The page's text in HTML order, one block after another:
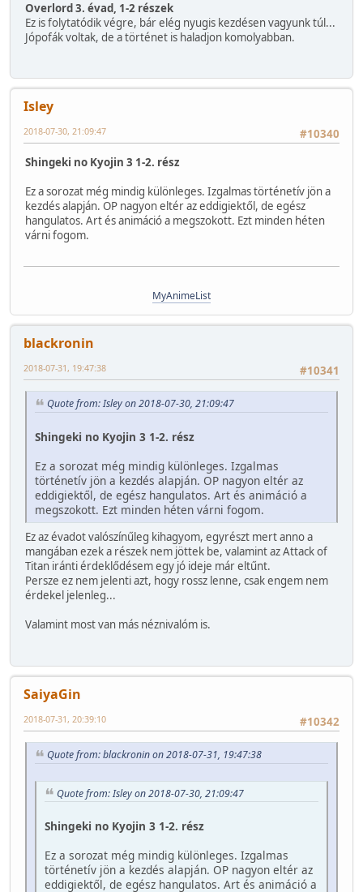
Overlord 3. évad, 1-2 részek
Ez is folytatódik végre, bár elég nyugis kezdésen vagyunk túl...
Jópofák voltak, de a történet is haladjon komolyabban.
Isley
#10340
2018-07-30, 21:09:47
Shingeki no Kyojin 3 1-2. rész
Ez a sorozat még mindig különleges. Izgalmas történetív jön a
kezdés alapján. OP nagyon eltér az eddigiektől, de egész
hangulatos. Art és animáció a megszokott. Ezt minden héten
várni fogom.
MyAnimeList
blackronin
#10341
2018-07-31, 19:47:38
Quote from: Isley on 2018-07-30, 21:09:47
Shingeki no Kyojin 3 1-2. rész
Ez a sorozat még mindig különleges. Izgalmas
történetív jön a kezdés alapján. OP nagyon eltér az
eddigiektől, de egész hangulatos. Art és animáció a
megszokott. Ezt minden héten várni fogom.
Ez az évadot valószínűleg kihagyom, egyrészt mert anno a
mangában ezek a részek nem jöttek be, valamint az Attack of
Titan iránti érdeklődésem egy jó ideje már eltűnt.
Persze ez nem jelenti azt, hogy rossz lenne, csak engem nem
érdekel jelenleg...
Valamint most van más néznivalóm is.
SaiyaGin
#10342
2018-07-31, 20:39:10
Quote from: blackronin on 2018-07-31, 19:47:38
Quote from: Isley on 2018-07-30, 21:09:47
Shingeki no Kyojin 3 1-2. rész
Ez a sorozat még mindig különleges. Izgalmas
történetív jön a kezdés alapján. OP nagyon eltér az
eddigiektől, de egész hangulatos. Art és animáció a